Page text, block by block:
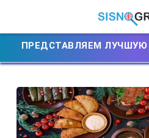
ПРЕДСТАВЛЯЕМ